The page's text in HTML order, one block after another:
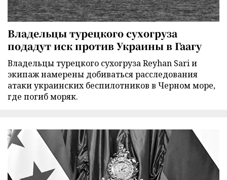
Владельцы турецкого сухогруза
подадут иск против Украины в Гаагу
Владельцы турецкого сухогруза Reyhan Sari и
экипаж намерены добиваться расследования
атаки украинских беспилотников в Черном море,
где погиб моряк.